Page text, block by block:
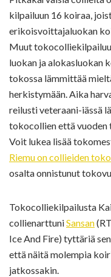
kilpailuun 16 koiraa,
erikoisvoittajaluokan
Muut
luokan ja alokasluokan
tokossa lämmittää
herkistymään. Aika
reilusti veteraani-iässä
tokocollien että vuoden
Voit lukea lisää
Riemu on collieiden
osalta onnistunut
Tokocolliekilpailusta
collienarttuniSansan
Ice And Fire) tyttäriä
että näitä molempia
jatkossakin.